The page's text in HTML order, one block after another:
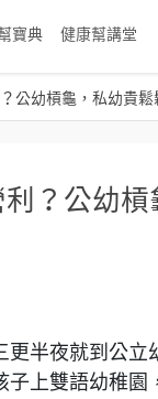
寶典 健康幫講堂
公幼槓龜，私幼貴
？公幼
半夜就到公立
上雙語幼稚園